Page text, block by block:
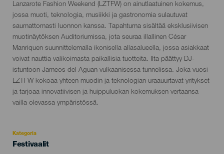
Descripción
del
evento
Lanzarote Fashion Weekend (LZTFW) on ainutlaatuinen kokemus,
jossa muoti, teknologia, musiikki ja gastronomia sulautuvat
saumattomasti luonnon kanssa. Tapahtuma sisältää eksklusiivisen
muotinäytöksen Auditoriumissa, jota seuraa illallinen César
Manriquen suunnittelemalla ikonisella allasalueella, jossa asiakkaat
voivat nauttia valikoimasta paikallisia tuotteita. Ilta päättyy DJ-
istuntoon Jameos del Aguan vulkaanisessa tunnelissa. Joka vuosi
LZTFW kokoaa yhteen muodin ja teknologian uraauurtavat yritykset
ja tarjoaa innovatiivisen ja huippuluokan kokemuksen vertaansa
vailla olevassa ympäristössä.
Kategoria
Categoría
Festivaalit